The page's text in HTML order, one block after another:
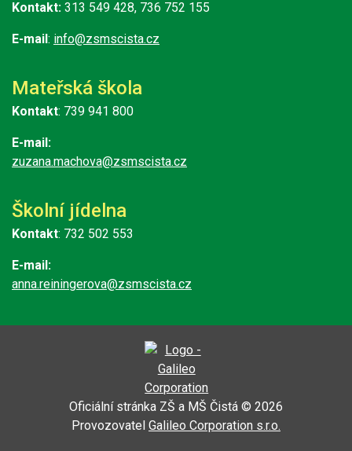
Kontakt: 313 549 428, 736 752 155
E-mail: info@zsmscista.cz
Mateřská škola
Kontakt: 739 941 800
E-mail:
zuzana.machova@zsmscista.cz
Školní jídelna
Kontakt: 732 502 553
E-mail:
anna.reiningerova@zsmscista.cz
Oficiální stránka ZŠ a MŠ Čistá © 2026
Provozovatel Galileo Corporation s.r.o.